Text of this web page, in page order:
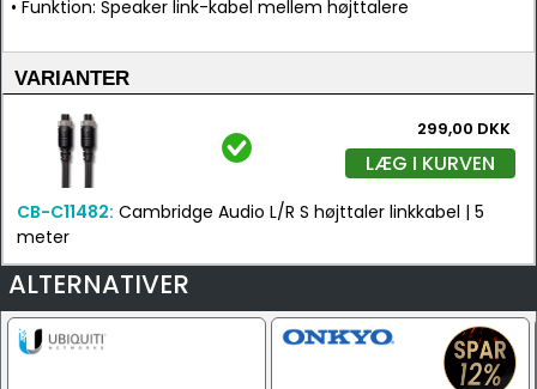
• Funktion: Speaker link-kabel mellem højttalere
VARIANTER
299,00 DKK
LÆG I KURVEN
CB-C11482: Cambridge Audio L/R S højttaler linkkabel | 5
meter
ALTERNATIVER